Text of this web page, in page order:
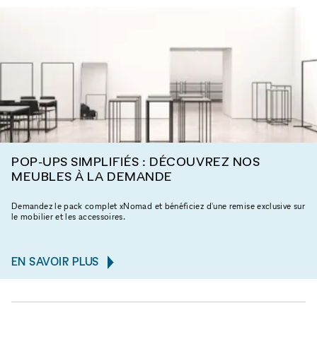
POP-UPS SIMPLIFIÉS : DÉCOUVREZ NOS
MEUBLES À LA DEMANDE
Demandez le pack complet xNomad et bénéficiez d'une remise exclusive sur
le mobilier et les accessoires.
EN SAVOIR PLUS